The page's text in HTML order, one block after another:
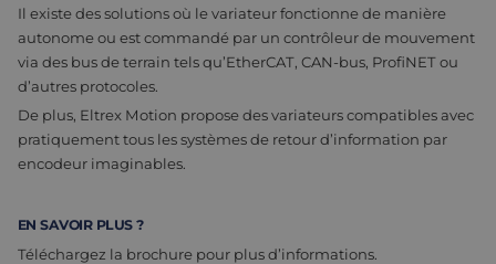
Il existe des solutions où le variateur fonctionne de manière
autonome ou est commandé par un contrôleur de mouvement
via des bus de terrain tels qu’EtherCAT, CAN-bus, ProfiNET ou
d’autres protocoles.
De plus, Eltrex Motion propose des variateurs compatibles avec
pratiquement tous les systèmes de retour d’information par
encodeur imaginables.
EN SAVOIR PLUS ?
Téléchargez la brochure pour plus d’informations.